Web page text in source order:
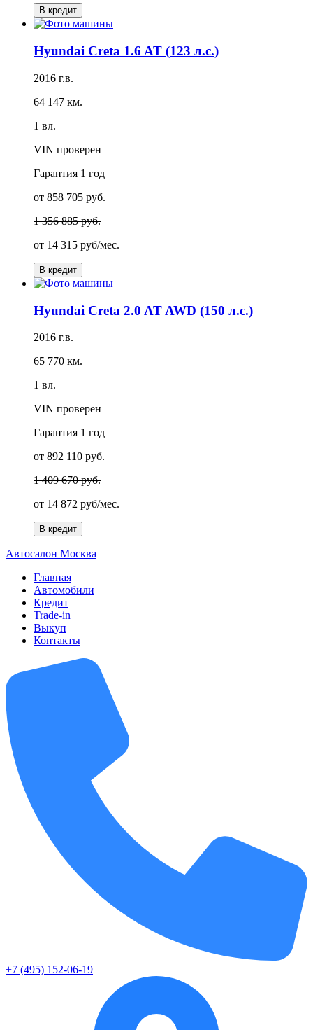
В кредит
Hyundai Creta 1.6 AT (123 л.с.)
2016 г.в.
64 147 км.
1 вл.
VIN проверен
Гарантия 1 год
от 858 705 руб.
1 356 885 руб.
от 14 315 руб/мес.
В кредит
Hyundai Creta 2.0 AT AWD (150 л.с.)
2016 г.в.
65 770 км.
1 вл.
VIN проверен
Гарантия 1 год
от 892 110 руб.
1 409 670 руб.
от 14 872 руб/мес.
В кредит
Автосалон Москва
Главная
Автомобили
Кредит
Trade-in
Выкуп
Контакты
+7 (495) 152-06-19